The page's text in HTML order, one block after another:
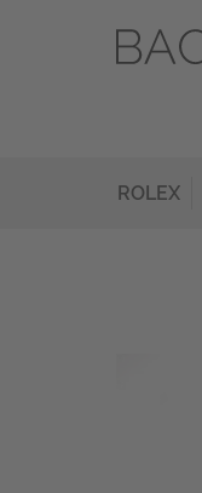
ROLEX